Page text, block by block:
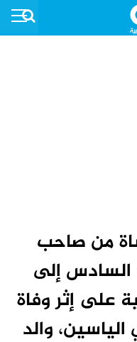
من صاحب
السادس إلى
على إثر وفاة
والد